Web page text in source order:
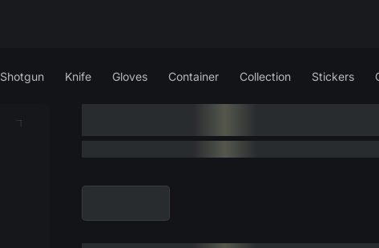
Shotgun Knife Gloves Container Collection Stickers